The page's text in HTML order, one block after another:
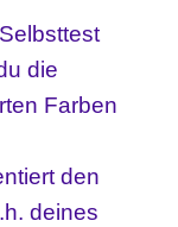
die
Farben
den
deines